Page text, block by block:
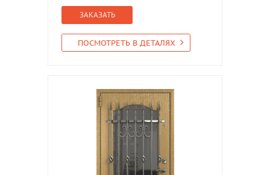
ЗАКАЗАТЬ
ПОСМОТРЕТЬ В ДЕТАЛЯХ